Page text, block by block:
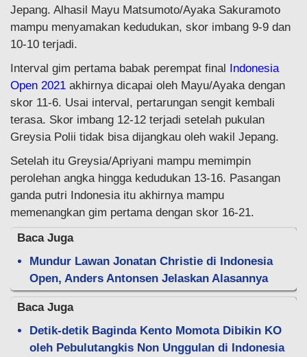
Jepang. Alhasil Mayu Matsumoto/Ayaka Sakuramoto
mampu menyamakan kedudukan, skor imbang 9-9 dan
10-10 terjadi.
Interval gim pertama babak perempat final Indonesia
Open 2021 akhirnya dicapai oleh Mayu/Ayaka dengan
skor 11-6. Usai interval, pertarungan sengit kembali
terasa. Skor imbang 12-12 terjadi setelah pukulan
Greysia Polii tidak bisa dijangkau oleh wakil Jepang.
Setelah itu Greysia/Apriyani mampu memimpin
perolehan angka hingga kedudukan 13-16. Pasangan
ganda putri Indonesia itu akhirnya mampu
memenangkan gim pertama dengan skor 16-21.
Baca Juga
Mundur Lawan Jonatan Christie di Indonesia
Open, Anders Antonsen Jelaskan Alasannya
Baca Juga
Detik-detik Baginda Kento Momota Dibikin KO
oleh Pebulutangkis Non Unggulan di Indonesia